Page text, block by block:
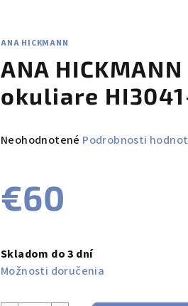
ANA HICKMANN
ANA
okuliare
Priemerné
je
0,0
hviezdičiek.
Neohodnotené Podrobnosti
€60
cena:
Skladom do 3 dní
Možnosti doručenia